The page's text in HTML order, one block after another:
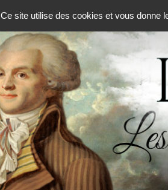
Ce site utilise des cookies et vous donne